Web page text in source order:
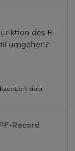
des E-
umgehen?
aber
Record